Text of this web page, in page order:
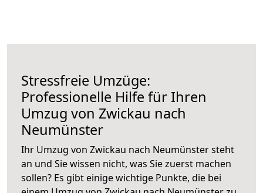
Stressfreie Umzüge:
Professionelle Hilfe für Ihren
Umzug von Zwickau nach
Neumünster
Ihr Umzug von Zwickau nach Neumünster steht
an und Sie wissen nicht, was Sie zuerst machen
sollen? Es gibt einige wichtige Punkte, die bei